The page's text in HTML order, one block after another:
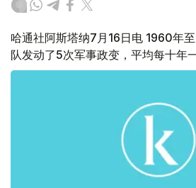
哈通社阿斯塔纳7月16日电 1960年
队发动了5次军事政变，平均每十年一